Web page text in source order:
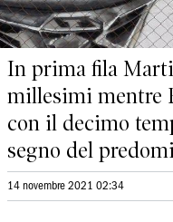
In prima fila
millesimi mentre
con il decimo
segno del
14 novembre 2021 02:34